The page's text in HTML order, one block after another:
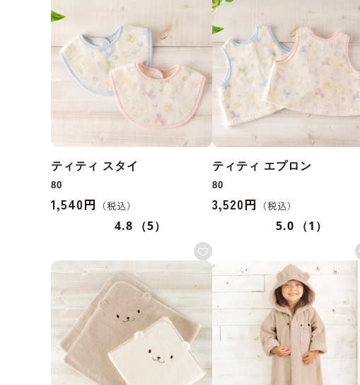
ティティ スタイ
80
1,540円
4.8 （5）
ティティ エプロン
80
3,520円
5.0 （1）